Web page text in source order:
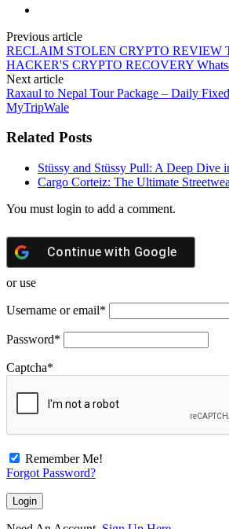
Previous article
RECLAIM STOLEN CRYPTO REVIEW
HACKER'S CRYPTO RECOVERY
Next article
Raxaul to Nepal Tour Package – Daily
MyTripWale
Related Posts
Stüssy and Stüssy Pull: A Deep Dive
Cargo Corteiz: The Ultimate
You must login to add a comment.
Continue with Google
or use
Username or email*
Password*
Captcha*
Remember Me!
Forgot Password?